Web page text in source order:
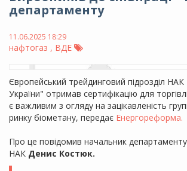
департаменту
11.06.2025 18:29
нафтогаз , ВДЕ
Європейський трейдинговий підрозділ
України" отримав сертифікацію для
є важливим з огляду на зацікавленість
ринку біометану, передає Енергореформа.
Про це повідомив начальник департаменту
НАК Денис Костюк.